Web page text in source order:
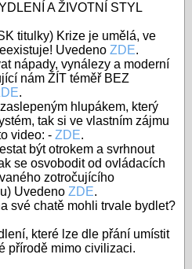
A ŽIVOTNÍ STYL
titulky) Krize je umělá, ve
Uvedeno ZDE.
nápady, vynálezy a moderní
nám ŽÍT téměř BEZ
.
hlupákem, který
tak si ve vlastním zájmu
video: - ZDE.
být otrokem a svrhnout
se osvobodit od ovládacích
zotročujícího
Uvedeno ZDE.
své chatě mohli trvale bydlet?
které lze dle přání umístit
přírodě mimo civilizaci.